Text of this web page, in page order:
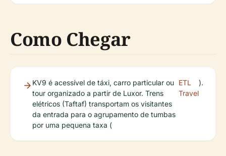
Como Chegar
KV9 é acessível de táxi, carro particular ou
tour organizado a partir de Luxor. Trens
elétricos (Taftaf) transportam os visitantes
da entrada para o agrupamento de tumbas
por uma pequena taxa (
ETL
Travel
).